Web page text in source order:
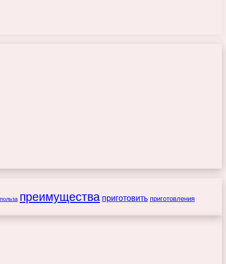
польза преимущества приготовить приготовления